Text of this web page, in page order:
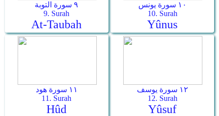
٩ سورة التوبة
9. Surah
At-Taubah
١٠ سورة يونس
10. Surah
Yûnus
١١ سورة هود
11. Surah
Hûd
١٢ سورة يوسف
12. Surah
Yûsuf